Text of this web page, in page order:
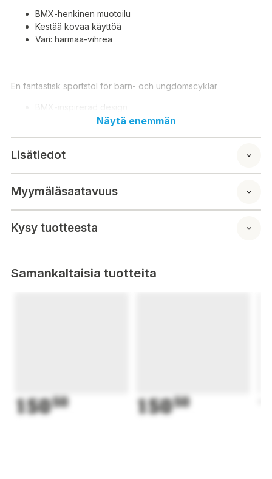
BMX-henkinen muotoilu
Kestää kovaa käyttöä
Väri: harmaa-vihreä
En fantastisk sportstol för barn- och ungdomscyklar
BMX-inspirerad design
Tål hård användningNäytä enemmän
Lisätiedot
Myymäläsaatavuus
Kysy tuotteesta
Samankaltaisia tuotteita
15050 15050